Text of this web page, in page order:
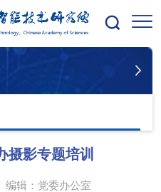
化 创新文化
摄影专题培训
编辑： 党委办公室